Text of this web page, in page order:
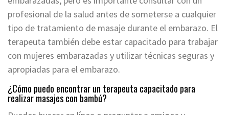
profesional de la salud antes de someterse a cualquier
tipo de tratamiento de masaje durante el embarazo. El
terapeuta también debe estar capacitado para trabajar
con mujeres embarazadas y utilizar técnicas seguras y
apropiadas para el embarazo.
¿Cómo puedo encontrar un terapeuta capacitado para
realizar masajes con bambú?